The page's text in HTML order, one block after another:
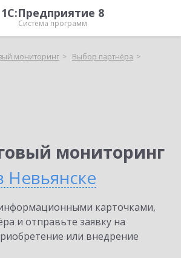
1С:Предприятие 8
Система программ
мониторинг
Выбор партнёра
мониторинг
Невьянске
карточками,
и отправьте заявку на
или внедрение